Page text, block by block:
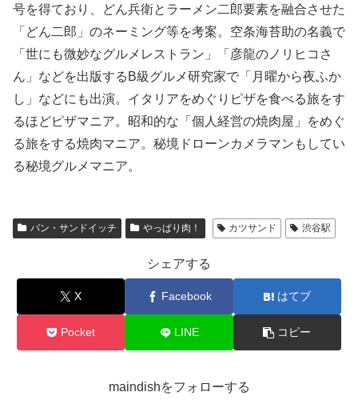
号を得ており、どん兵衛とラーメン二郎要素を融合させた
「どん二郎」のネーミング等を考案。空条海苔助の名義で
「世にも微妙なグルメレストラン」「彦龍のノリヒコさ
ん」などを出版するB級グルメ研究家で「月曜から夜ふか
し」などにも出演。イタリアをめぐりピザを食べる旅をす
るほどピザマニア。昭和的な「個人経営の焼肉屋」をめぐ
る旅をする焼肉マニア。秘境ドローンカメラマンもしてい
る秘境グルメマニア。
パン・サンドイッチ やっぱり肉！ カツサンド 渋谷駅
シェアする
X Facebook はてブ
Pocket LINE コピー
maindishをフォローする